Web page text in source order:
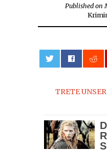
Published on
TRETE